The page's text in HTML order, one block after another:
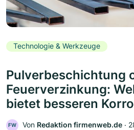
Technologie & Werkzeuge
Pulverbeschichtung
Feuerverzinkung:
bietet besseren
FW Von Redaktion firmenweb.de ‧